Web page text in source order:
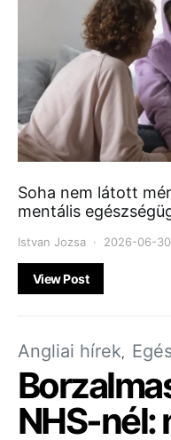
Soha nem látott
mentális
Istvan Jozsa 2026-06-30
View Post
Angliai hírek
NHS-nél: